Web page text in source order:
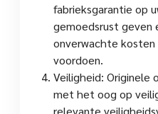
fabrieksgarantie op
gemoedsrust geven
onverwachte kosten
voordoen.
Veiligheid: Originele
met het oog op
relevante